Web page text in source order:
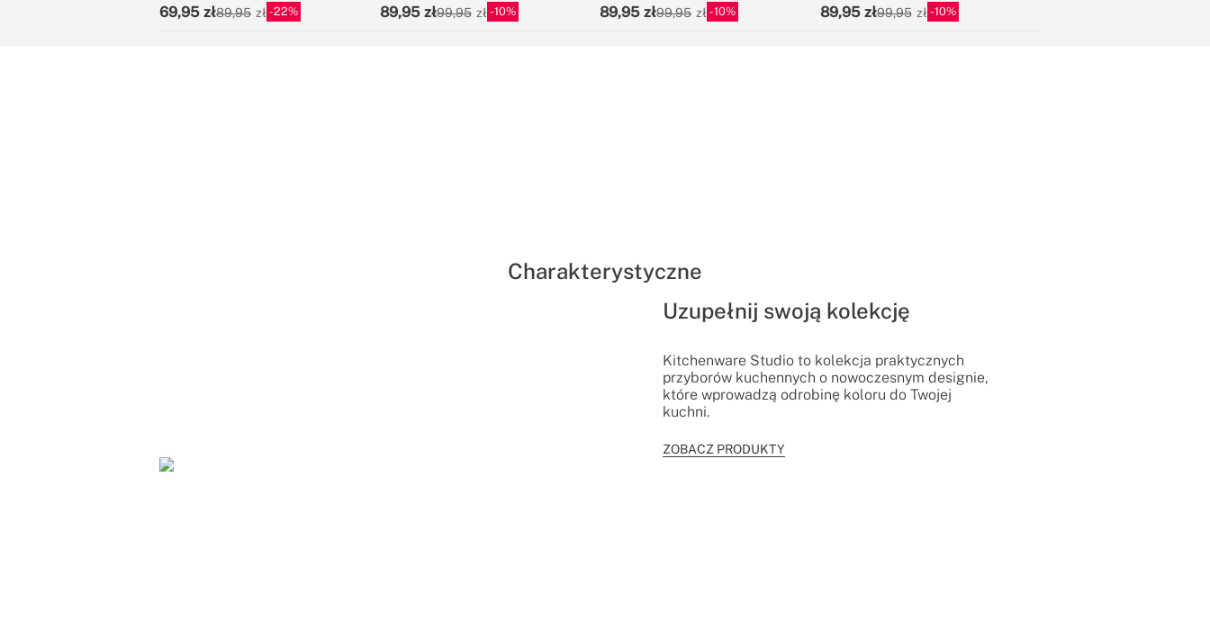
69,95 89,95 22 89,95 99,95 10 89,95 99,95 10 89,95 99,95 10
Charakterystyczne
Uzupełnij swoją kolekcję
Kitchenware Studio to kolekcja praktycznych
przyborów kuchennych o nowoczesnym designie,
które wprowadzą odrobinę koloru do Twojej
kuchni.
ZOBACZ PRODUKTY